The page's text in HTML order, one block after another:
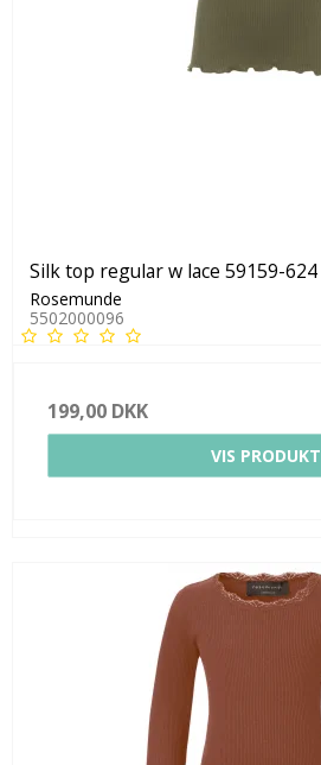
Silk top regular w lace 59159-624
Rosemunde
5502000096
199,00 DKK
VIS PRODUKT